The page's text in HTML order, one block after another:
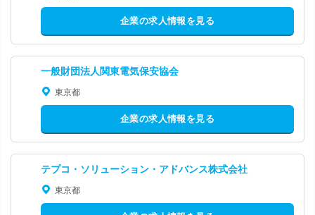
企業の求人情報を見る
一般財団法人関東電気保安協会
東京都
企業の求人情報を見る
テプコ・ソリューション・アドバンス株式会社
東京都